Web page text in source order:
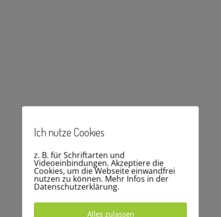
Weihnachtsstress: 8 Tricks
durch die ich an
Ich nutze Cookies
z. B. für Schriftarten und
Videoeinbindungen. Akzeptiere die
Cookies, um die Webseite einwandfrei
nutzen zu können. Mehr Infos in der
Datenschutzerklärung.
Alles zulassen